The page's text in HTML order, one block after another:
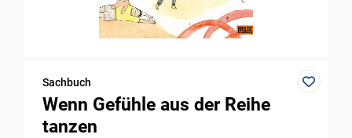
Sachbuch
Wenn Gefühle aus der Reihe
tanzen